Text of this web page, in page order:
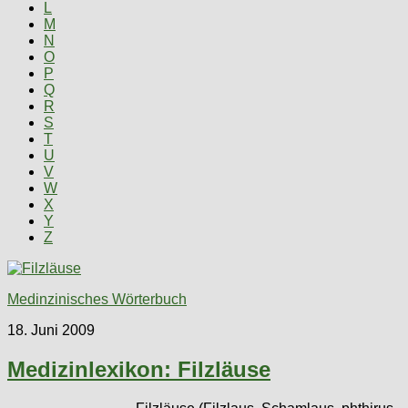
L
M
N
O
P
Q
R
S
T
U
V
W
X
Y
Z
Medinzinisches Wörterbuch
18. Juni 2009
Medizinlexikon: Filzläuse